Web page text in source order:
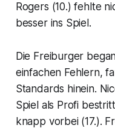
Rogers (10.) fehlte
besser ins Spiel.
Die Freiburger
einfachen Fehlern,
Standards hinein.
Spiel als Profi
knapp vorbei (17.).